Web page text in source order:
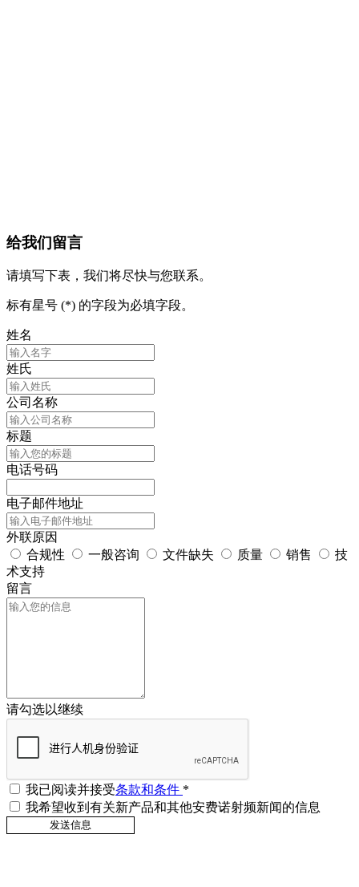
给我们留言
请填写下表，我们将尽快与您联系。
标有星号 (*) 的字段为必填字段。
姓名
姓氏
公司名称
标题
电话号码
电子邮件地址
外联原因
合规性
一般咨询 文件缺失 质量 销售
技
术支持
留言
请勾选以继续
我已阅读并接受条款和条件 *
我希望收到有关新产品和其他安费诺射频新闻的信息